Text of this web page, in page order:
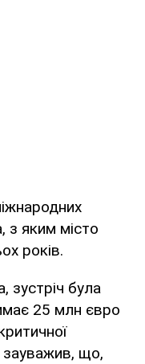
з яким місто
років.
зустріч була
25 млн євро
зауважив, що,